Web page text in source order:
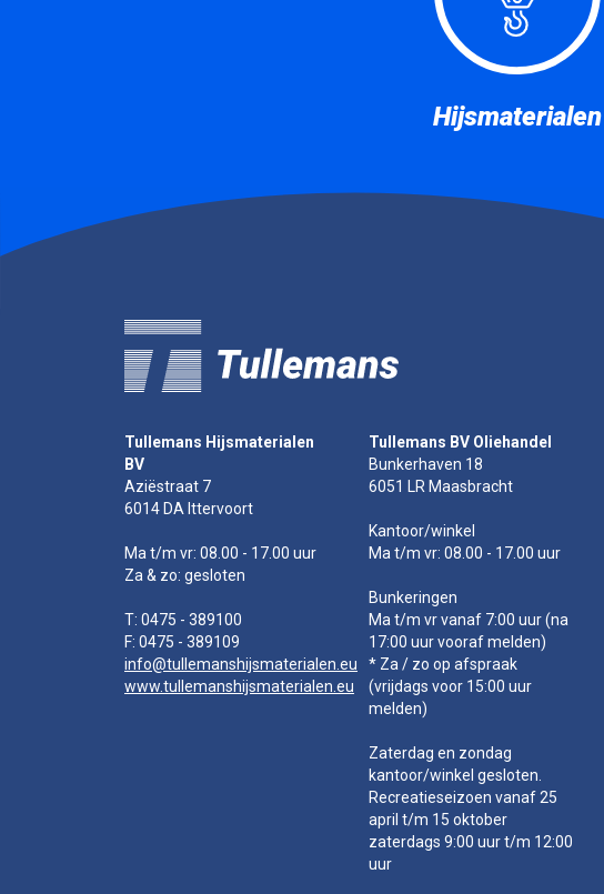
Hijsmaterialen
Tullemans Hijsmaterialen
BV
Aziëstraat 7
6014 DA Ittervoort
Ma t/m vr: 08.00 - 17.00 uur
Za & zo: gesloten
T: 0475 - 389100
F: 0475 - 389109
info@tullemanshijsmaterialen.eu
www.tullemanshijsmaterialen.eu
Tullemans BV Oliehandel
Bunkerhaven 18
6051 LR Maasbracht
Kantoor/winkel
Ma t/m vr: 08.00 - 17.00 uur
Bunkeringen
Ma t/m vr vanaf 7:00 uur (na
17:00 uur vooraf melden)
* Za / zo op afspraak
(vrijdags voor 15:00 uur
melden)
Zaterdag en zondag
kantoor/winkel gesloten.
Recreatieseizoen vanaf 25
april t/m 15 oktober
zaterdags 9:00 uur t/m 12:00
uur